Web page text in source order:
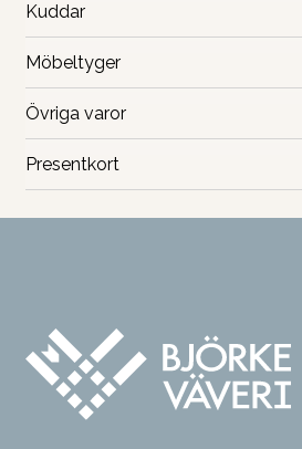
Kuddar
Möbeltyger
Övriga varor
Presentkort